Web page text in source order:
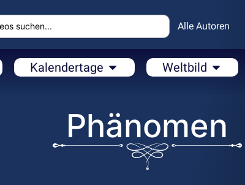
Alle Autoren
Kalendertage Weltbild
Phänomen